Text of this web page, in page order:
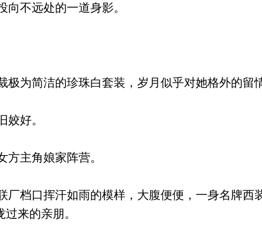
不远处的一道身影。
为简洁的珍珠白套装，岁月似乎对她格外的留情
好。
主角娘家阵营。
档口挥汗如雨的模样，大腹便便，一身名牌西
来的亲朋。